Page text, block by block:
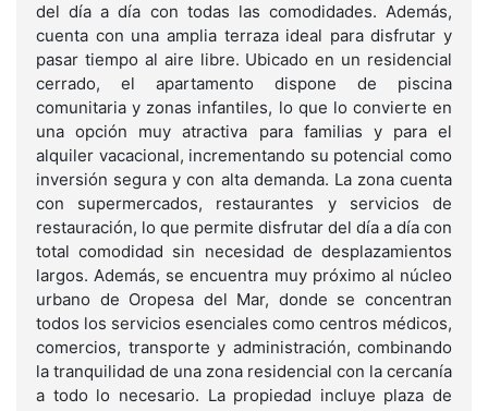
del día a día con todas las comodidades. Además,
cuenta con una amplia terraza ideal para disfrutar y
pasar tiempo al aire libre. Ubicado en un residencial
cerrado, el apartamento dispone de piscina
comunitaria y zonas infantiles, lo que lo convierte en
una opción muy atractiva para familias y para el
alquiler vacacional, incrementando su potencial como
inversión segura y con alta demanda. La zona cuenta
con supermercados, restaurantes y servicios de
restauración, lo que permite disfrutar del día a día con
total comodidad sin necesidad de desplazamientos
largos. Además, se encuentra muy próximo al núcleo
urbano de Oropesa del Mar, donde se concentran
todos los servicios esenciales como centros médicos,
comercios, transporte y administración, combinando
la tranquilidad de una zona residencial con la cercanía
a todo lo necesario. La propiedad incluye plaza de